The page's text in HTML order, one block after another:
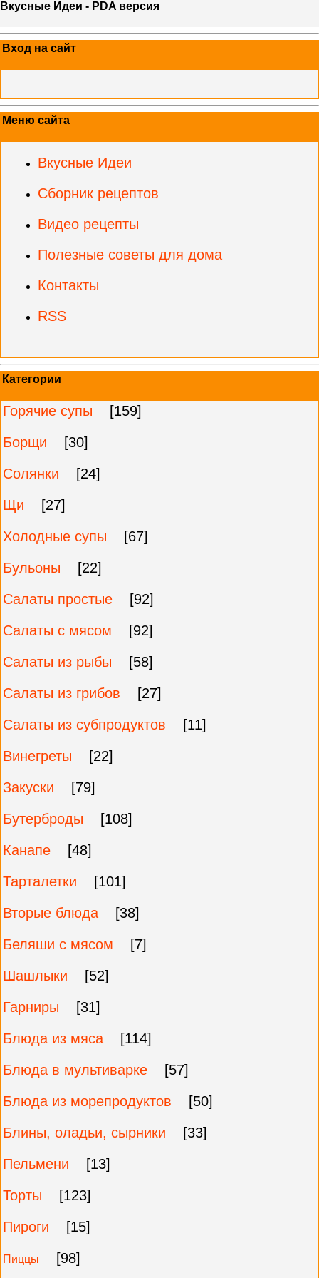
Вкусные Идеи - PDA версия
Вход на сайт
Меню сайта
Вкусные Идеи
Сборник рецептов
Видео рецепты
Полезные советы для дома
Контакты
RSS
Категории
Горячие супы
[159]
Борщи
[30]
Солянки
[24]
Щи
[27]
Холодные супы
[67]
Бульоны
[22]
Салаты простые
[92]
Салаты с мясом
[92]
Салаты из рыбы
[58]
Салаты из грибов
[27]
Салаты из субпродуктов
[11]
Винегреты
[22]
Закуски
[79]
Бутерброды
[108]
Канапе
[48]
Тарталетки
[101]
Вторые блюда
[38]
Беляши с мясом
[7]
Шашлыки
[52]
Гарниры
[31]
Блюда из мяса
[114]
Блюда в мультиварке
[57]
Блюда из морепродуктов
[50]
Блины, оладьи, сырники
[33]
Пельмени
[13]
Торты
[123]
Пироги
[15]
Пиццы [98]